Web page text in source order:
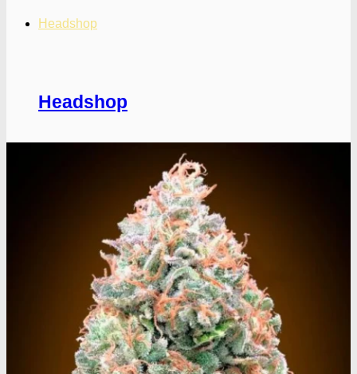
Headshop
Headshop
King Size Jointpapir
Slim Size Jointpapir
SmokersPack
Smokers Choice
Opbevaring og transport
Vacuum beholdere
Jointrør